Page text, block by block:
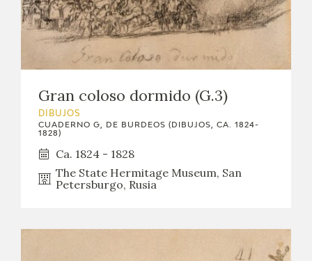
Gran coloso dormido (G.3)
DIBUJOS
CUADERNO G, DE BURDEOS (DIBUJOS, CA. 1824-
1828)
Ca. 1824 - 1828
The State Hermitage Museum, San
Petersburgo, Rusia